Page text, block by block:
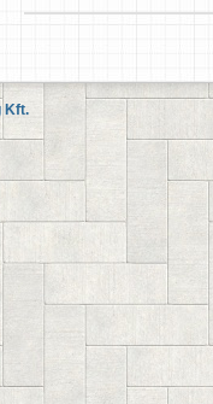
Kft.